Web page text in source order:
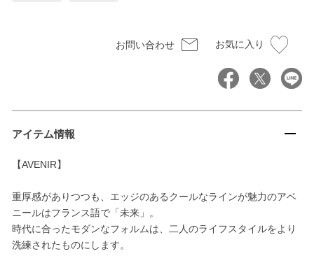
お問い合わせ お気に入り
アイテム情報
【AVENIR】
重厚感がありつつも、エッジのあるクールなラインが魅力のアベ
ニールはフランス語で「未来」。
時代に合ったモダンなフォルムは、二人のライフスタイルをより
洗練されたものにします。